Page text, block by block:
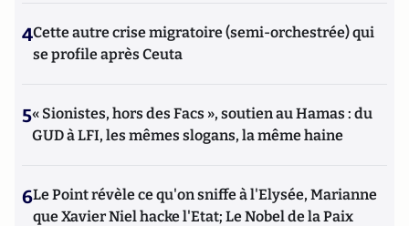
4Cette autre crise migratoire (semi-orchestrée) qui
se profile après Ceuta
5« Sionistes, hors des Facs », soutien au Hamas : du
GUD à LFI, les mêmes slogans, la même haine
6Le Point révèle ce qu'on sniffe à l'Elysée, Marianne
que Xavier Niel hacke l'Etat; Le Nobel de la Paix